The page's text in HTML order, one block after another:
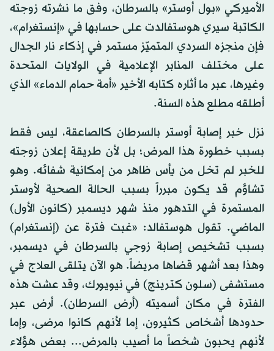
الأميركي «بول أوستر» بالسرطان، وفق ما نشرته زوجته
الكاتبة سيري هوستفالدت على حسابها في «إنستغرام»،
فإن منجزه السردي المتميّز مستمر في إذكاء نار الجدال
على مختلف المنابر الإعلامية في الولايات المتحدة
وغيرها، عبر ما أثاره كتابه الأخير «أمة حمام الدماء» الذي
أطلقه مطلع هذه السنة.
نزل خبر إصابة أوستر بالسرطان كالصاعقة، ليس فقط
بسبب خطورة هذا المرض؛ بل لأن طريقة إعلان زوجته
للخبر لم تخل من يأس ظاهر من إمكانية شفائه. وهو
تشاؤم قد يكون مبرراً بسبب الحالة الصحية لأوستر
المستمرة في التدهور منذ شهر ديسمبر (كانون الأول)
الماضي. تقول هوستفالد: «غبت فترة عن (إنستغرام)
بسبب تشخيص إصابة زوجي بالسرطان في ديسمبر،
وهذا بعد أشهر قضاها مريضاً. هو الآن يتلقى العلاج في
مستشفى (سلون كترينج) في نيويورك، وقد عشت هذه
الفترة في مكان أسميته (أرض السرطان). أرض عبر
حدودها أشخاص كثيرون، إما لأنهم كانوا مرضى، وإما
لأنهم يحبون شخصاً ما أصيب بالمرض... بعض هؤلاء